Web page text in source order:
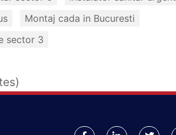
Montaj cada in Bucuresti
sector 3